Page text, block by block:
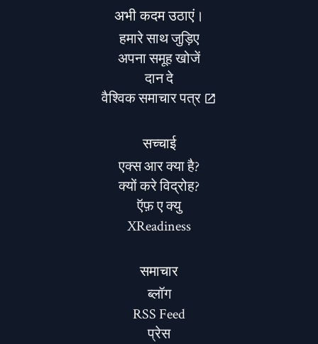
अभी कदम उठाएं।
हमारे साथ जुड़िए
अपना समूह खोजें
दान दे
वैश्विक समाचार पत्र
सच्चाई
एक्स आर क्या है?
क्यों करे विद्रोह?
ऍफ़ ए क्यु
XReadiness
समाचार
ब्लॉग
RSS Feed
प्रेस